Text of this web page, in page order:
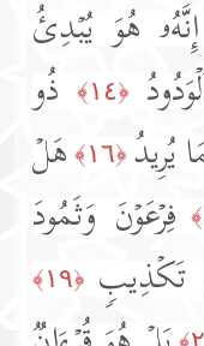
إِنَّهُۥ هُوَ یُبۡدِئُ
﴿١٤﴾
ذُو
یُرِیدُ ﴿١٦﴾
هَلۡ
فِرۡعَوۡنَ وَثَمُودَ
تَكۡذِیبࣲ ﴿١٩﴾